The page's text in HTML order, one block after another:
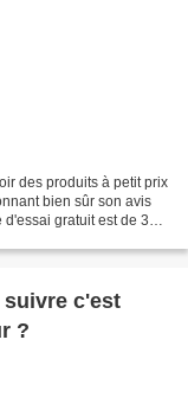
des produits à petit prix
bien sûr son avis
d'essai gratuit est de 30
suivre c'est
?